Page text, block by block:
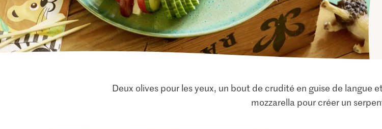
Deux olives pour les yeux, un bout de crudité en guise de
mozzarella pour créer un